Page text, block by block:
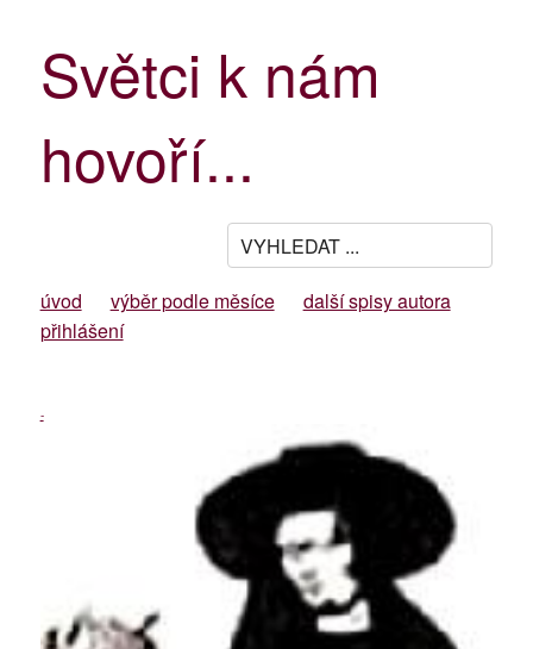
Světci k nám
hovoří...
úvod výběr podle měsíce
další spisy autora
přihlášení
-